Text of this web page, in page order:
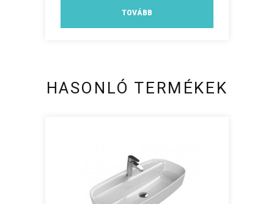
TOVÁBB
HASONLÓ TERMÉKEK